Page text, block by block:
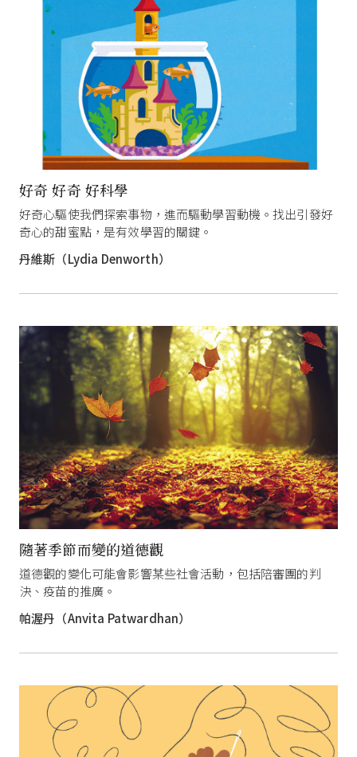
好奇 好奇 好科學
好奇心驅使我們探索事物，進而驅動學習動機。找出引發好
奇心的甜蜜點，是有效學習的關鍵。
丹維斯（Lydia Denworth）
隨著季節而變的道德觀
道德觀的變化可能會影響某些社會活動，包括陪審團的判
決、疫苗的推廣。
帕渥丹（Anvita Patwardhan）